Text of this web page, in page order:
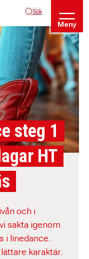
Sök
Meny
steg 1
HT
och i
sakta igenom
i linedance.
karaktär.